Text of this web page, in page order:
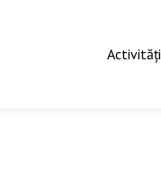
Activităţi